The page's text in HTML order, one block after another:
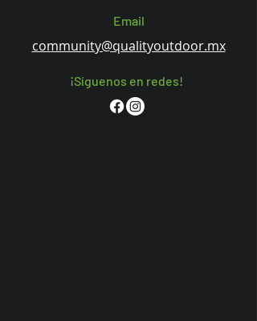
Email
community@qualityoutdoor.mx
¡Síguenos en redes!